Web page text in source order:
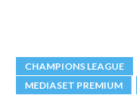
CHAMPIONS LEAGUE
MEDIASET PREMIUM